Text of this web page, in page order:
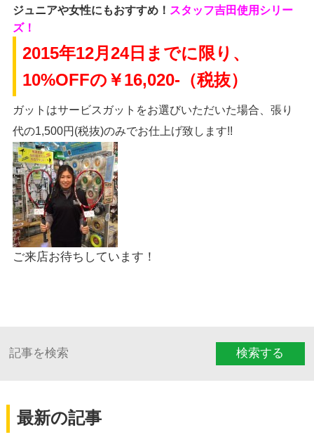
ジュニアや女性にもおすすめ！ スタッフ吉田使用シリー
ズ！
2015年12月24日までに限り、
10%OFFの￥16,020-（税抜）
ガットはサービスガットをお選びいただいた場合、張り
代の1,500円(税抜)のみでお仕上げ致します!!
ご来店お待ちしています！
検索する
最新の記事